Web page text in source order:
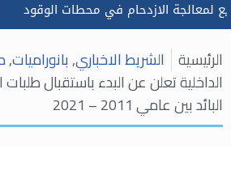
الازدحام في محطات الوقود
الرئيسية الشريط الاخباري,بانوراميات,
الداخلية تعلن عن البدء باستقبال
البائد بين عامي 2011 – 2021